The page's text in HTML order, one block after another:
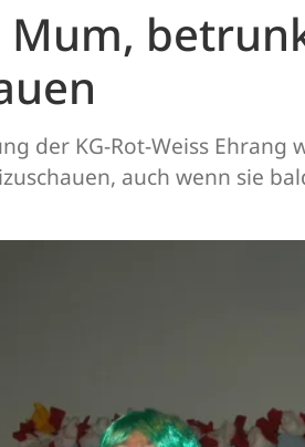
Mum,
der KG-Rot-Weiss
auch wenn sie